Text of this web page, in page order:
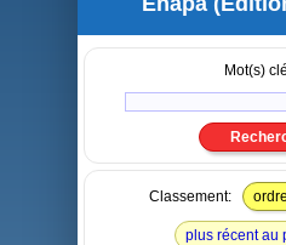
Mot(s)
Classement:
plus récent au